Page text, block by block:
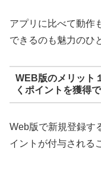
アプリに比べて動作
できるのも魅力のひ
WEB版のメリット
くポイントを獲得
Web版で新規登録す
イントが付与される